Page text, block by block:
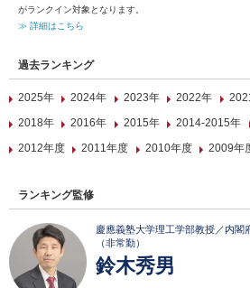
がランクイン対象となります。
≫ 詳細はこちら
過去ランキング
2025年 2024年 2023年 2022年
2018年
2016年 2015年 2014-2015年
2012年度
2011年度 2010年度 2009年
ランキング監修
慶應義塾大学理工学部教授／内閣
（非常勤）
鈴木秀男